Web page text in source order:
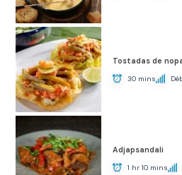
Tostadas de
30 mins
Adjapsandali
1 hr 10 mins